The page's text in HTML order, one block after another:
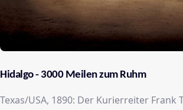
Hidalgo - 3000 Meilen zum Ruhm
Texas/USA, 1890: Der Kurierreiter Frank